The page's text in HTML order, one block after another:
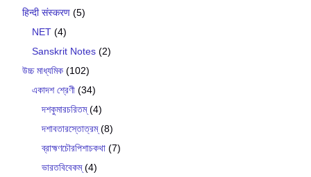
हिन्दी संस्करण (5)
NET (4)
Sanskrit Notes (2)
উচ্চ মাধ্যমিক (102)
একাদশ শ্রেণী (34)
দশকুমারচরিতম্(4)
দশাবতারস্তোত্রম্(8)
ব্রাহ্মণচৌরপিশাচকথা (7)
ভারতবিবেকম্(4)